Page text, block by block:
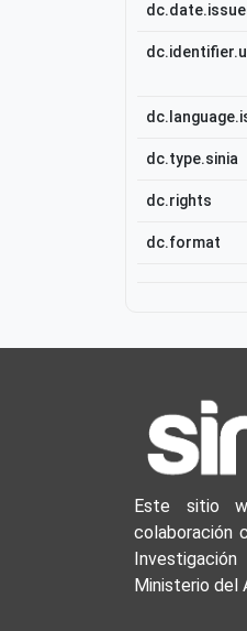
dc.type.sinia
dc.rights
dc.format
Este sitio
colaboración
Ministerio del